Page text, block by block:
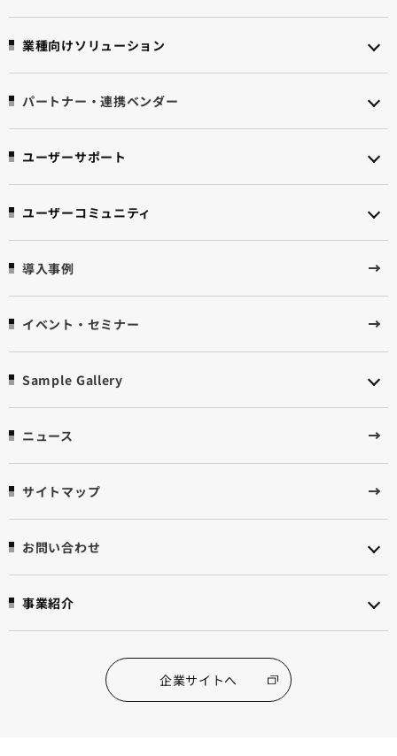
業種向けソリューション
パートナー・連携ベンダー
ユーザーサポート
ユーザーコミュニティ
導入事例
イベント・セミナー
Sample Gallery
ニュース
サイトマップ
お問い合わせ
事業紹介
企業サイトへ